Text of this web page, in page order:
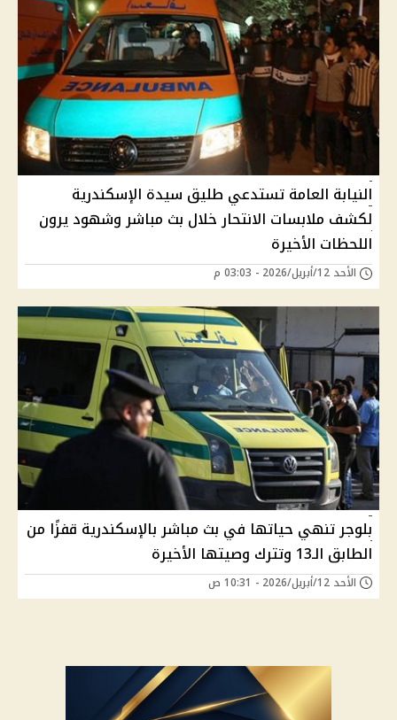
النيابة العامة تستدعي طليق سيدة الإسكندرية
لكشف ملابسات الانتحار خلال بث مباشر وشهود يرون
اللحظات الأخيرة
الأحد 12/أبريل/2026 - 03:03 م
بلوجر تنهي حياتها في بث مباشر بالإسكندرية قفزًا من
الطابق الـ13 وتترك وصيتها الأخيرة
الأحد 12/أبريل/2026 - 10:31 ص